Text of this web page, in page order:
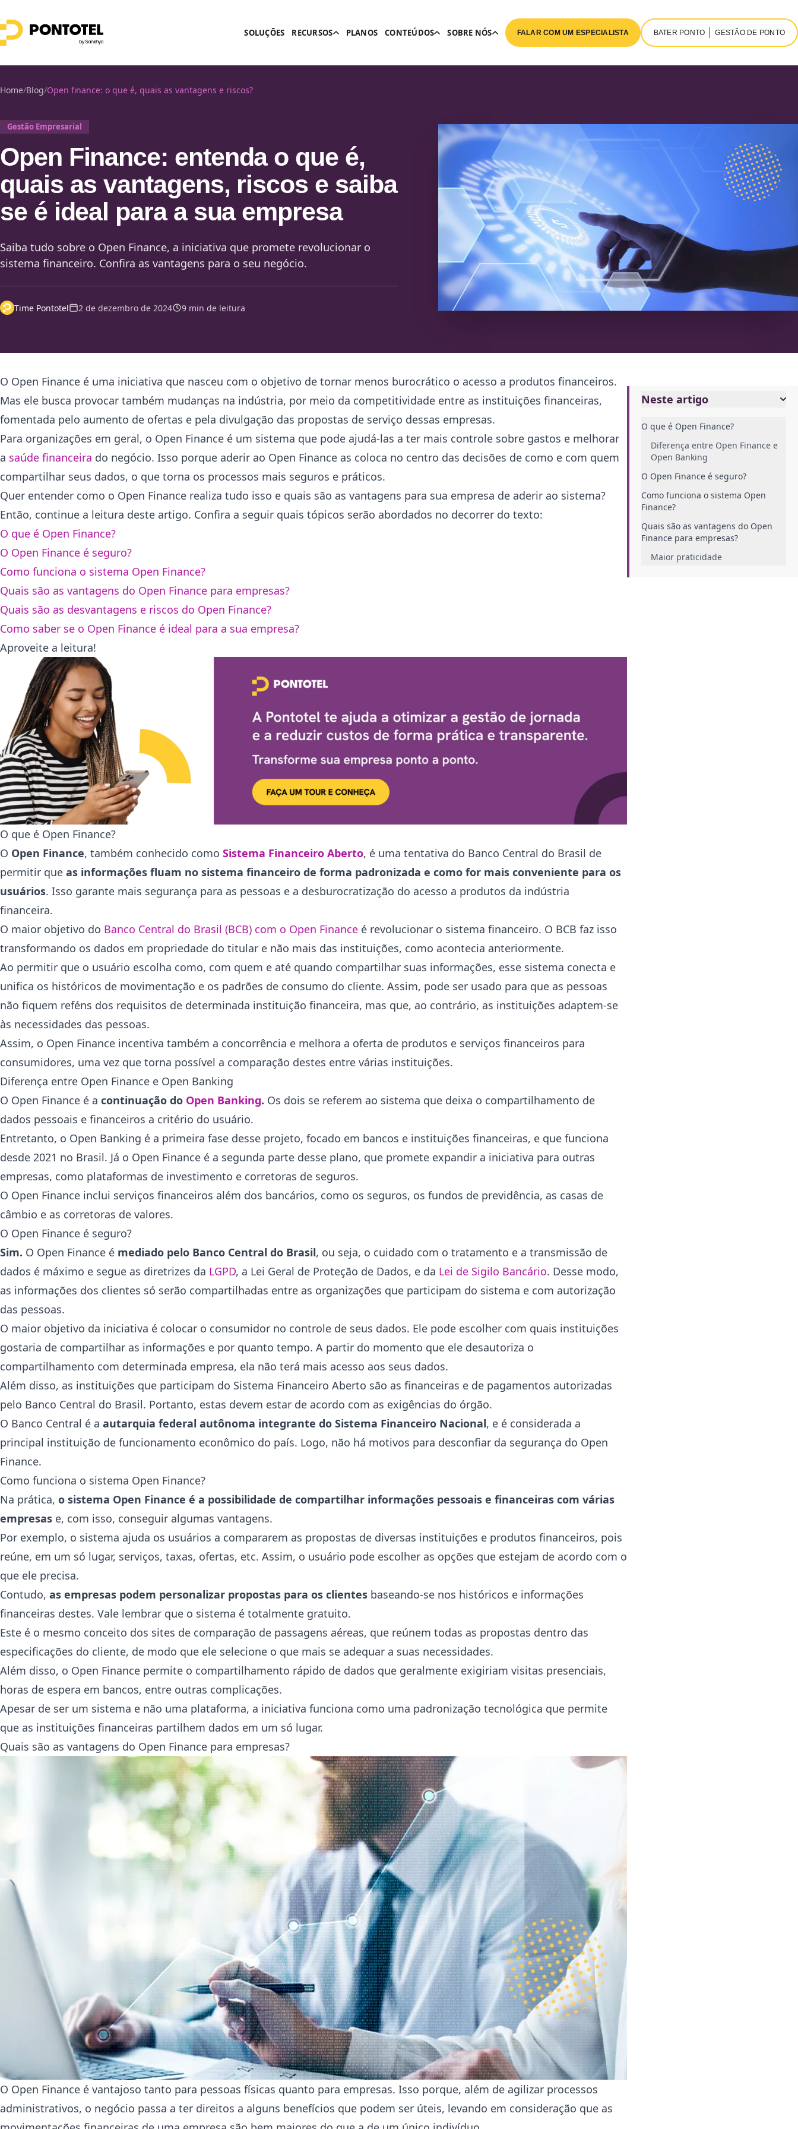
SOLUÇÕES RECURSOS PLANOS CONTEÚDOS SOBRE NÓS FALAR COM UM ESPECIALISTA BATER PONTO GESTÃO DE PONTO
Home/Blog/Open finance: o que é, quais as vantagens e riscos?
Gestão Empresarial
Open Finance: entenda o que é,
quais as vantagens, riscos e saiba
se é ideal para a sua empresa
Saiba tudo sobre o Open Finance, a iniciativa que promete revolucionar o
sistema financeiro. Confira as vantagens para o seu negócio.
Time Pontotel 2 de dezembro de 2024 9 min de leitura
Neste artigo
O que é Open Finance?
Diferença entre Open Finance e
Open Banking
O Open Finance é seguro?
Como funciona o sistema Open
Finance?
Quais são as vantagens do Open
Finance para empresas?
Maior praticidade
O Open Finance é uma iniciativa que nasceu com o objetivo de tornar menos burocrático o acesso a produtos financeiros.
Mas ele busca provocar também mudanças na indústria, por meio da competitividade entre as instituições financeiras,
fomentada pelo aumento de ofertas e pela divulgação das propostas de serviço dessas empresas.
Para organizações em geral, o Open Finance é um sistema que pode ajudá-las a ter mais controle sobre gastos e melhorar
a saúde financeira do negócio. Isso porque aderir ao Open Finance as coloca no centro das decisões de como e com quem
compartilhar seus dados, o que torna os processos mais seguros e práticos.
Quer entender como o Open Finance realiza tudo isso e quais são as vantagens para sua empresa de aderir ao sistema?
Então, continue a leitura deste artigo. Confira a seguir quais tópicos serão abordados no decorrer do texto:
O que é Open Finance?
O Open Finance é seguro?
Como funciona o sistema Open Finance?
Quais são as vantagens do Open Finance para empresas?
Quais são as desvantagens e riscos do Open Finance?
Como saber se o Open Finance é ideal para a sua empresa?
Aproveite a leitura!
O que é Open Finance?
O Open Finance, também conhecido como Sistema Financeiro Aberto, é uma tentativa do Banco Central do Brasil de
permitir que as informações fluam no sistema financeiro de forma padronizada e como for mais conveniente para os
usuários. Isso garante mais segurança para as pessoas e a desburocratização do acesso a produtos da indústria
financeira.
O maior objetivo do Banco Central do Brasil (BCB) com o Open Finance é revolucionar o sistema financeiro. O BCB faz isso
transformando os dados em propriedade do titular e não mais das instituições, como acontecia anteriormente.
Ao permitir que o usuário escolha como, com quem e até quando compartilhar suas informações, esse sistema conecta e
unifica os históricos de movimentação e os padrões de consumo do cliente. Assim, pode ser usado para que as pessoas
não fiquem reféns dos requisitos de determinada instituição financeira, mas que, ao contrário, as instituições adaptem-se
às necessidades das pessoas.
Assim, o Open Finance incentiva também a concorrência e melhora a oferta de produtos e serviços financeiros para
consumidores, uma vez que torna possível a comparação destes entre várias instituições.
Diferença entre Open Finance e Open Banking
O Open Finance é a continuação do Open Banking. Os dois se referem ao sistema que deixa o compartilhamento de
dados pessoais e financeiros a critério do usuário.
Entretanto, o Open Banking é a primeira fase desse projeto, focado em bancos e instituições financeiras, e que funciona
desde 2021 no Brasil. Já o Open Finance é a segunda parte desse plano, que promete expandir a iniciativa para outras
empresas, como plataformas de investimento e corretoras de seguros.
O Open Finance inclui serviços financeiros além dos bancários, como os seguros, os fundos de previdência, as casas de
câmbio e as corretoras de valores.
O Open Finance é seguro?
Sim. O Open Finance é mediado pelo Banco Central do Brasil, ou seja, o cuidado com o tratamento e a transmissão de
dados é máximo e segue as diretrizes da LGPD, a Lei Geral de Proteção de Dados, e da Lei de Sigilo Bancário. Desse modo,
as informações dos clientes só serão compartilhadas entre as organizações que participam do sistema e com autorização
das pessoas.
O maior objetivo da iniciativa é colocar o consumidor no controle de seus dados. Ele pode escolher com quais instituições
gostaria de compartilhar as informações e por quanto tempo. A partir do momento que ele desautoriza o
compartilhamento com determinada empresa, ela não terá mais acesso aos seus dados.
Além disso, as instituições que participam do Sistema Financeiro Aberto são as financeiras e de pagamentos autorizadas
pelo Banco Central do Brasil. Portanto, estas devem estar de acordo com as exigências do órgão.
O Banco Central é a autarquia federal autônoma integrante do Sistema Financeiro Nacional, e é considerada a
principal instituição de funcionamento econômico do país. Logo, não há motivos para desconfiar da segurança do Open
Finance.
Como funciona o sistema Open Finance?
Na prática, o sistema Open Finance é a possibilidade de compartilhar informações pessoais e financeiras com várias
empresas e, com isso, conseguir algumas vantagens.
Por exemplo, o sistema ajuda os usuários a compararem as propostas de diversas instituições e produtos financeiros, pois
reúne, em um só lugar, serviços, taxas, ofertas, etc. Assim, o usuário pode escolher as opções que estejam de acordo com o
que ele precisa.
Contudo, as empresas podem personalizar propostas para os clientes baseando-se nos históricos e informações
financeiras destes. Vale lembrar que o sistema é totalmente gratuito.
Este é o mesmo conceito dos sites de comparação de passagens aéreas, que reúnem todas as propostas dentro das
especificações do cliente, de modo que ele selecione o que mais se adequar a suas necessidades.
Além disso, o Open Finance permite o compartilhamento rápido de dados que geralmente exigiriam visitas presenciais,
horas de espera em bancos, entre outras complicações.
Apesar de ser um sistema e não uma plataforma, a iniciativa funciona como uma padronização tecnológica que permite
que as instituições financeiras partilhem dados em um só lugar.
Quais são as vantagens do Open Finance para empresas?
O Open Finance é vantajoso tanto para pessoas físicas quanto para empresas. Isso porque, além de agilizar processos
administrativos, o negócio passa a ter direitos a alguns benefícios que podem ser úteis, levando em consideração que as